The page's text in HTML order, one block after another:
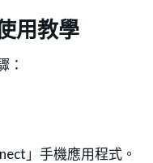
用教學
：
」手機應用程式。